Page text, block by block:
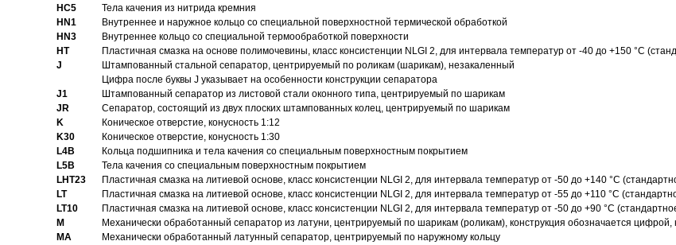
HC5
Тела качения из нитрида кремния
HN1
Bнутреннее и наружное кольцо со специальной поверхностной термической обработкой
HN3
Внутреннее кольцо со специальной термообработкой поверхности
HT
Пластичная смазка на основе полимочевины, класс консистенции NLGI 2, для интервала температур от -40 до +150 °C
J
Штампованный стальной сепаратор, центрируемый по роликам (шарикам), незакаленный
Цифра после буквы J указывает на особенности конструкции сепаратора
J1
Штампованный сепаратор из листовой стали оконного типа, центрируемый по шарикам
JR
Сепаратор, состоящий из двух плоских штампованных колец, центрируемый по шарикам
K
Коническое отверстие, конусность 1:12
K30
Коническое отверстие, конусность 1:30
L4B
Кольца подшипника и тела качения со специальным поверхностным покрытием
L5B
Тела качения со специальным поверхностным покрытием
LHT23
Пластичная смазка на литиевой основе, класс консистенции NLGI 2, для интервала температур от -50 до +140 °C
LT
Пластичная смазка на литиевой основе, класс консистенции NLGI 2, для интервала температур от -55 до +110 °C
LT10
Пластичная смазка на литиевой основе, класс консистенции NLGI 2, для интервала температур от -50 до +90 °C
M
Механически обработанный сепаратор из латуни, центрируемый по шарикам (роликам), конструкция обозначается цифрой,
MA
Механически обработанный латунный сепаратор, центрируемый по наружному кольцу